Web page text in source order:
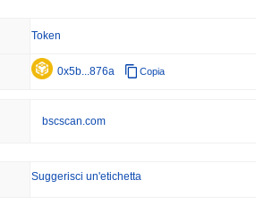
Token
0x5b...876a Copia
bscscan.com
Suggerisci un'etichetta